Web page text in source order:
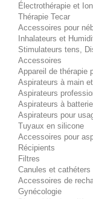
Électrothérapie et
Thérapie Tecar
Accessoires pour
Inhalateurs et
Stimulateurs tens,
Accessoires
Appareil de thérapie
Aspirateurs à main
Aspirateurs
Aspirateurs à batterie
Aspirateurs pour
Tuyaux en silicone
Accessoires pour
Récipients
Filtres
Canules et cathéters
Accessoires de
Gynécologie